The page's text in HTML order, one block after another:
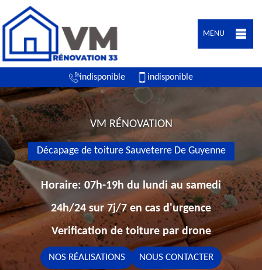
MENU
indisponible indisponible
VM RÉNOVATION
Décapage de toiture Sauveterre De Guyenne
Horaire: 07h-19h du lundi au samedi
24h/24 sur 7j/7 en cas d'urgence
Verification de toiture par drone
NOS RÉALISATIONS NOUS CONTACTER